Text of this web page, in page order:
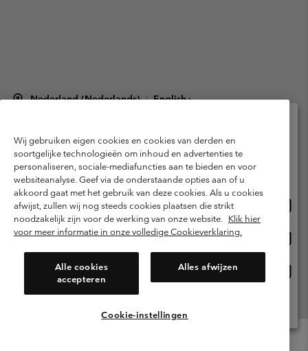
Nederland (Nederlands) | English ›
Gebruiksvoorwaarden
Verkoopvoorwaarden
Garantie
Privacybeleid
Gebruiksvoorwaarden voor lidmaatschap
Voorwaarden voor door gebruikers gegenereerde inhoud
Impressum
Cookies
Public CBCR
Wij gebruiken eigen cookies en cookies van derden en
soortgelijke technologieën om inhoud en advertenties te
personaliseren, sociale-mediafuncties aan te bieden en voor
websiteanalyse. Geef via de onderstaande opties aan of u
akkoord gaat met het gebruik van deze cookies. Als u cookies
afwijst, zullen wij nog steeds cookies plaatsen die strikt
noodzakelijk zijn voor de werking van onze website. Klik hier
voor meer informatie in onze volledige Cookieverklaring.
Alle cookies
accepteren
Alles afwijzen
Cookie-instellingen
Selecteer je verzendlocatie en taal
Online shoppen beschikbaar
United States
Netherlands-English
Netherlands-Dutch
Alle Locaties Bekijken